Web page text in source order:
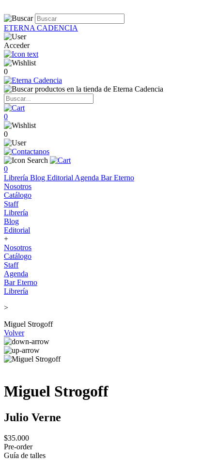
ETERNA CADENCIA
Acceder
0
0
0
0
Librería Blog Editorial Agenda Bar Eterno
Nosotros
Catálogo
Staff
Librería
Blog
Editorial
+
Nosotros
Catálogo
Staff
Agenda
Bar Eterno
Librería
>
Miguel Strogoff
Volver
Miguel Strogoff
Julio Verne
$35.000
Pre-order
Guía de talles